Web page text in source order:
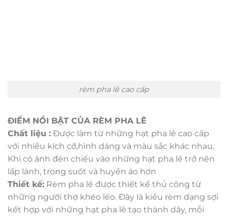
rèm pha lê cao cấp
ĐIỂM NỔI BẬT CỦA RÈM PHA LÊ
Chất liệu : Được làm từ những hạt pha lê cao cấp
với nhiều kích cỡ,hình dáng và màu sắc khác nhau.
Khi có ánh đèn chiếu vào những hạt pha lê trở nên
lấp lánh, trong suốt và huyền ảo hơn
Thiết kế: Rèm pha lê được thiết kế thủ công từ
những người thợ khéo léo. Đây là kiểu rèm dạng sợi
kết hợp với những hạt pha lê tạo thành dây, mỗi